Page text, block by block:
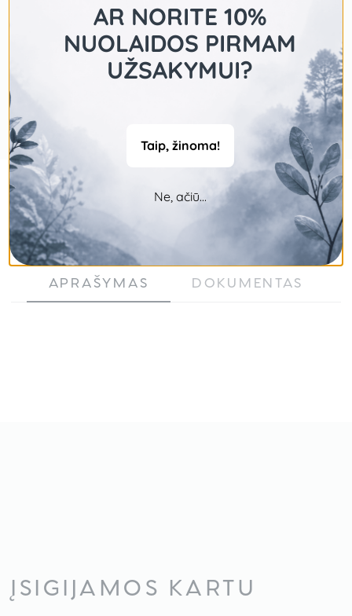
APRAŠYMAS DOKUMENTAS
ĮSIGIJAMOS KARTU
AR NORITE 10%
NUOLAIDOS PIRMAM
UŽSAKYMUI?
Taip, žinoma!
Ne, ačiū...